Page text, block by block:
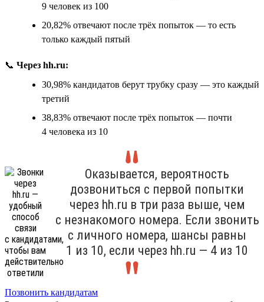
9 человек из 100
20,82% отвечают после трёх попыток — то есть
только каждый пятый
📞 Через hh.ru:
30,98% кандидатов берут трубку сразу — это каждый
третий
38,83% отвечают после трёх попыток — почти
4 человека из 10
Оказывается, вероятность
дозвониться с первой попытки
через hh.ru в три раза выше, чем
с незнакомого номера. Если звонить
с личного номера, шансы равны
1 из 10, если через hh.ru — 4 из 10
Позвонить кандидатам